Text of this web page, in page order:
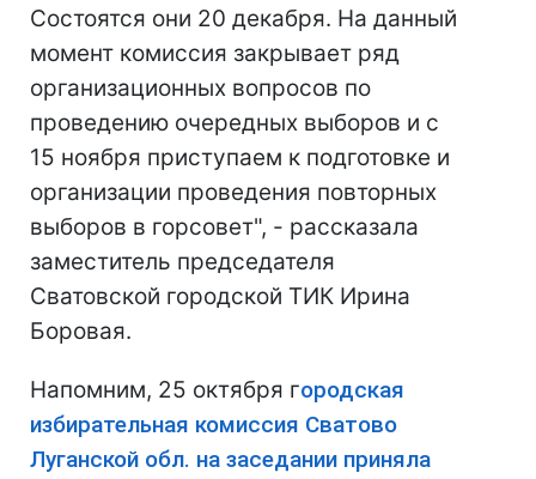
Состоятся они 20 декабря. На данный
момент комиссия закрывает ряд
организационных вопросов по
проведению очередных выборов и с
15 ноября приступаем к подготовке и
организации проведения повторных
выборов в горсовет", - рассказала
заместитель председателя
Сватовской городской ТИК Ирина
Боровая.
Напомним, 25 октября городская
избирательная комиссия Сватово
Луганской обл. на заседании приняла